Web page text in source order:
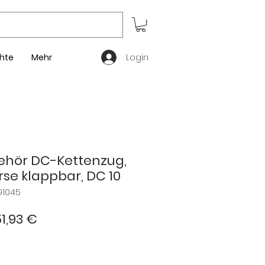
Login
Mehr
DC-Kettenzug,
klappbar, DC 10
€